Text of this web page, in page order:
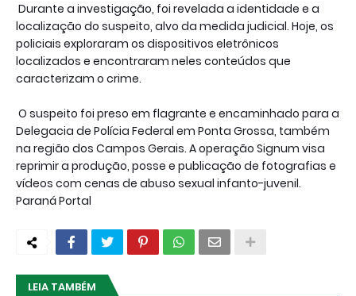
Durante a investigação, foi revelada a identidade e a
localização do suspeito, alvo da medida judicial. Hoje, os
policiais exploraram os dispositivos eletrônicos
localizados e encontraram neles conteúdos que
caracterizam o crime.
O suspeito foi preso em flagrante e encaminhado para a
Delegacia de Polícia Federal em Ponta Grossa, também
na região dos Campos Gerais. A operação Signum visa
reprimir a produção, posse e publicação de fotografias e
vídeos com cenas de abuso sexual infanto-juvenil.
Paraná Portal
LEIA TAMBÉM